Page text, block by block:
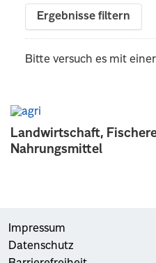
Landwirtschaft,
Nahrungsmittel
Ergebnisse filtern
Bitte versuch es mit
Impressum
Datenschutz